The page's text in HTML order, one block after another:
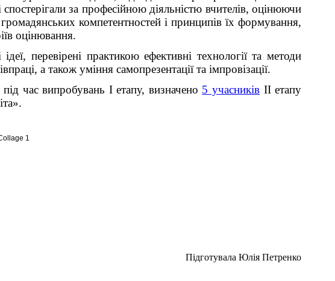
за професійною діяльністю вчителів, оцінюючи
компетентностей і принципів їх формування,
оцінювання.
перевірені практикою ефективні технології та методи
а також уміння самопрезентації та імпровізації.
час випробувань І етапу, визначено 5 учасниківІІ етапу
Підготувала Юлія Петренко